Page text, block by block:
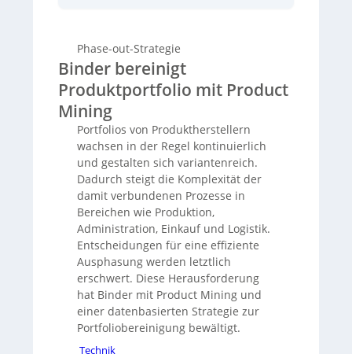
fundierte Entscheidungen zur Ausphasung
unwirtschaftlicher Produkte. Dies führte zu
besserer Planbarkeit, Ressourcennutzung
und reduzierten Lagerkosten, ohne die
Kundenzufriedenheit zu beeinträchtigen.
Der Fokus liegt nun auf wirtschaftlich und
strategisch wichtigen Kernprodukten, was
langfristig zur Nachhaltigkeit und
Wettbewerbsfähigkeit beiträgt, indem die
Materialbeschaffung optimiert und
ökologische Vorteile erzielt werden.
Phase-out-Strategie
Binder bereinigt
Produktportfolio mit Product
Mining
Portfolios von Produktherstellern
wachsen in der Regel kontinuierlich
und gestalten sich variantenreich.
Dadurch steigt die Komplexität der
damit verbundenen Prozesse in
Bereichen wie Produktion,
Administration, Einkauf und Logistik.
Entscheidungen für eine effiziente
Ausphasung werden letztlich
erschwert. Diese Herausforderung
hat Binder mit Product Mining und
einer datenbasierten Strategie zur
Portfoliobereinigung bewältigt.
Technik